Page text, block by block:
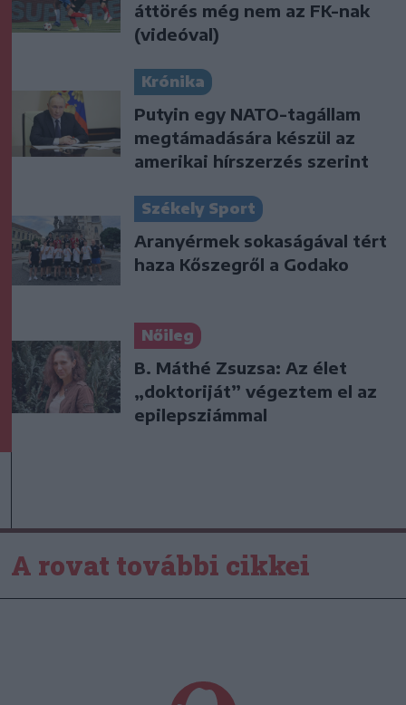
áttörés még nem az FK-nak
(videóval)
Krónika
Putyin egy NATO-tagállam
megtámadására készül az
amerikai hírszerzés szerint
Székely Sport
Aranyérmek sokaságával tért
haza Kőszegről a Godako
Nőileg
B. Máthé Zsuzsa: Az élet
„doktoriját” végeztem el az
epilepsziámmal
A rovat további cikkei